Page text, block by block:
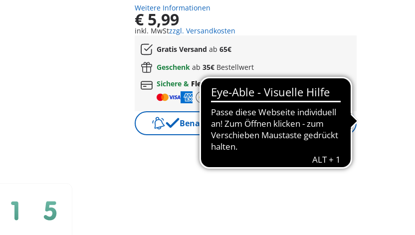
Weitere Informationen
€ 5,99
inkl. MwStzzgl. Versandkosten
Gratis Versand ab 65€
Geschenk ab 35€Bestellwert
Sichere & Flexible Zahlung
BenachrichtigenBenachrichtigung Aktiv